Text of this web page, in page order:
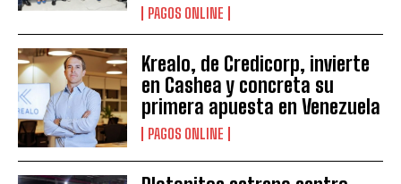
PAGOS ONLINE
Krealo, de Credicorp, invierte
en Cashea y concreta su
primera apuesta en Venezuela
PAGOS ONLINE